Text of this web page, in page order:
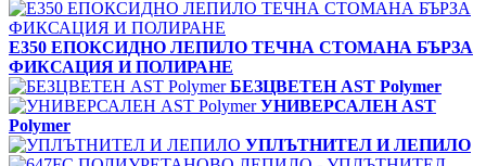
E350 ЕПОКСИДНО ЛЕПИЛО ТЕЧНА СТОМАНА БЪРЗА
ФИКСАЦИЯ И ПОЛИРАНЕ
БЕЗЦВЕТЕН AST Polymer
УНИВЕРСАЛЕН AST
Polymer
УПЛЪТНИТЕЛ И ЛЕПИЛО